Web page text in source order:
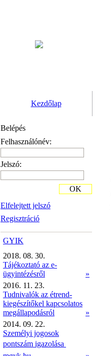
Kezdőlap
Belépés
Felhasználónév:
Jelszó:
Elfelejtett jelszó
Regisztráció
OK
GYIK
2018. 08. 30.
Tájékoztató az e-
ügyintézésről
»
2016. 11. 23.
Tudnivalók az étrend-
kiegészítőkel kapcsolatos
megállapodásról
»
2014. 09. 22.
Személyi jogosok
pontszám igazolása 